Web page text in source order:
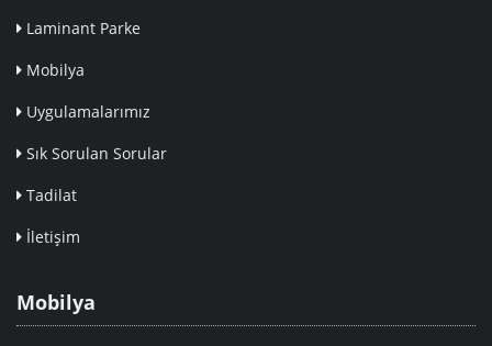
Laminant Parke
Mobilya
Uygulamalarımız
Sık Sorulan Sorular
Tadilat
İletişim
Mobilya